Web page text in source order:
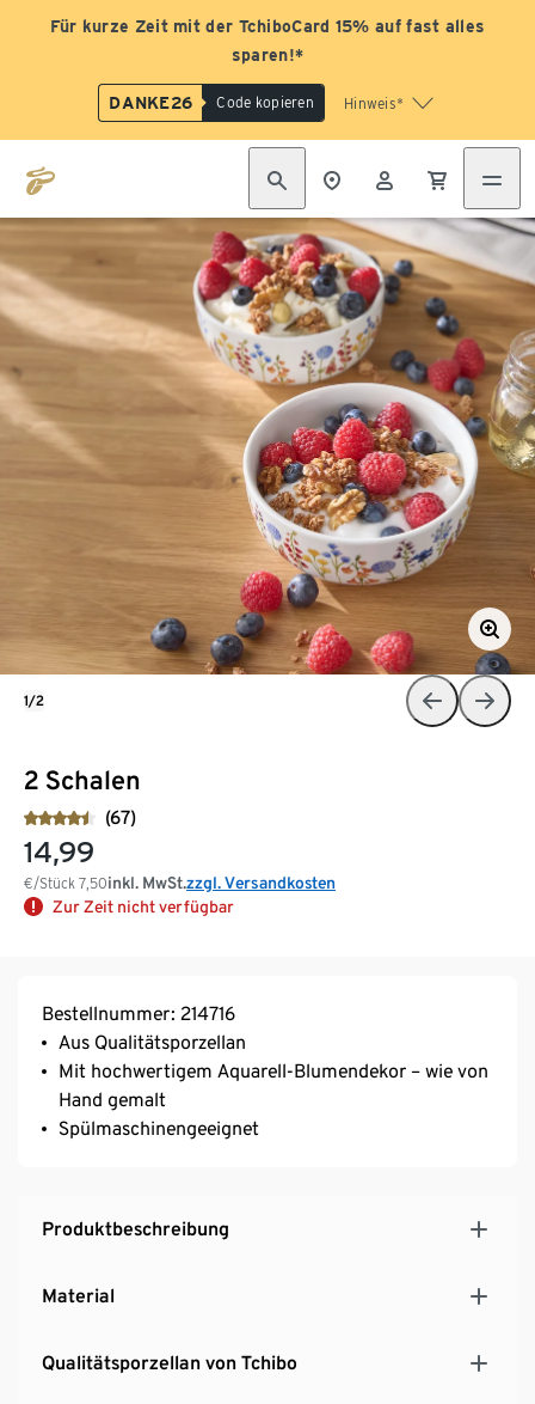
Für kurze Zeit mit der TchiboCard 15% auf fast alles
sparen!*
DANKE26 Code kopieren Hinweis*
2 Schalen
(67)
14,99
€/Stück 7,50inkl. MwSt.zzgl. Versandkosten
Zur Zeit nicht verfügbar
1/2
Bestellnummer: 214716
Aus Qualitätsporzellan
Mit hochwertigem Aquarell-Blumendekor – wie von
Hand gemalt
Spülmaschinengeeignet
Produktbeschreibung
Material
Qualitätsporzellan von Tchibo